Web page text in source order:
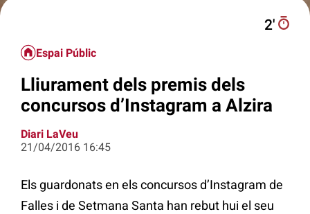
2′
Espai Públic
Lliurament dels premis dels
concursos d’Instagram a Alzira
Diari LaVeu
21/04/2016 16:45
Els guardonats en els concursos d’Instagram de
Falles i de Setmana Santa han rebut hui el seu